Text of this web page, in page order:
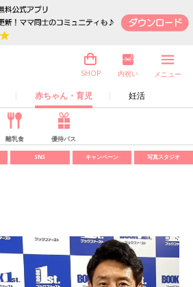
赤ちゃん・育児 妊活
SHOP 内祝い メニュー
離乳食 優待パス
SNS キャンペーン 写真スタジオ